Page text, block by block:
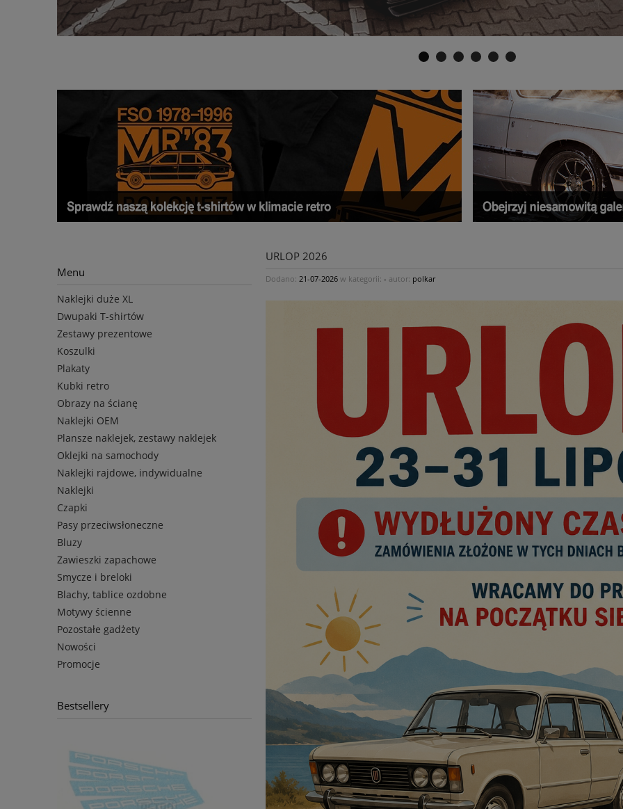
Menu
Naklejki duże XL
Dwupaki T-shirtów
Zestawy prezentowe
Koszulki
Plakaty
Kubki retro
Obrazy na ścianę
Naklejki OEM
Plansze naklejek, zestawy naklejek
Oklejki na samochody
Naklejki rajdowe, indywidualne
Naklejki
Czapki
Pasy przeciwsłoneczne
Bluzy
Zawieszki zapachowe
Smycze i breloki
Blachy, tablice ozdobne
Motywy ścienne
Pozostałe gadżety
Nowości
Promocje
Bestsellery
URLOP 2026
Dodano: 21-07-2026 w kategorii: - autor: polkar